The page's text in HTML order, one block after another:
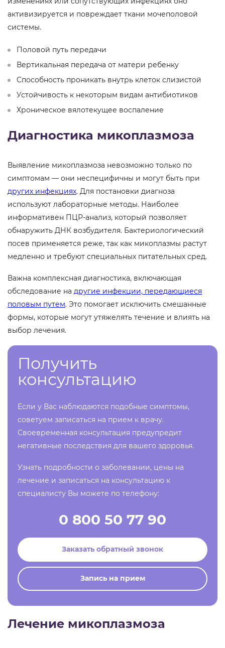
активизируется и повреждает ткани мочеполовой
системы.
Половой путь передачи
Вертикальная передача от матери ребенку
Способность проникать внутрь клеток слизистой
Устойчивость к некоторым видам антибиотиков
Хроническое вялотекущее воспаление
Диагностика микоплазмоза
Выявление микоплазмоза невозможно только по
симптомам — они неспецифичны и могут быть при
других инфекциях. Для постановки диагноза
используют лабораторные методы. Наиболее
информативен ПЦР-анализ, который позволяет
обнаружить ДНК возбудителя. Бактериологический
посев применяется реже, так как микоплазмы растут
медленно и требуют специальных питательных сред.
Важна комплексная диагностика, включающая
обследование на другие инфекции, передающиеся
половым путем. Это помогает исключить смешанные
формы, которые могут утяжелять течение и влиять на
выбор лечения.
Получить
консультацию
Если у Вас наблюдаются подобные симптомы,
советуем записаться на прием к врачу.
Своевременная консультация предупредит
негативные последствия для вашего здоровья.
Узнать подробности о заболевании, цены на
лечение и записаться на консультацию к
специалисту Вы можете по телефону:
0 800 50 77 90
Заказать обратный звонок
Запись на прием
Лечение микоплазмоза